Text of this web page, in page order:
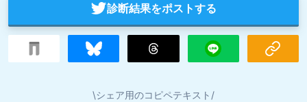
診断結果をポストする
\シェア用のコピペテキスト/